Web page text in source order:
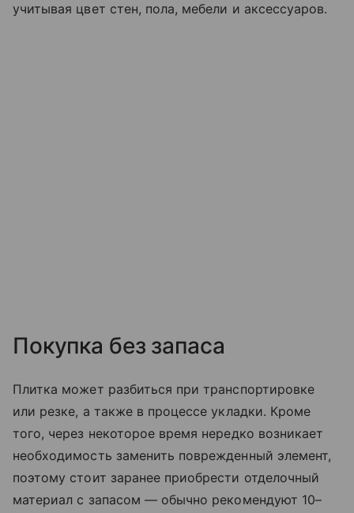
учитывая цвет стен, пола, мебели и аксессуаров.
Покупка без запаса
Плитка может разбиться при транспортировке
или резке, а также в процессе укладки. Кроме
того, через некоторое время нередко возникает
необходимость заменить поврежденный элемент,
поэтому стоит заранее приобрести отделочный
материал с запасом — обычно рекомендуют 10–